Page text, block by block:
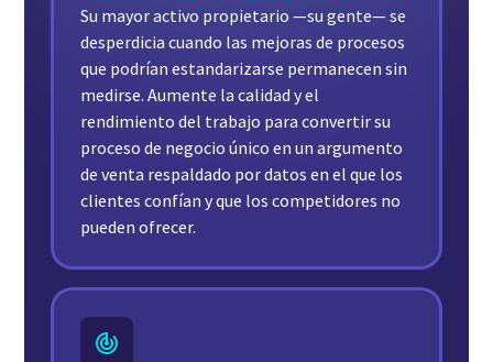
Su mayor activo propietario —su gente— se
desperdicia cuando las mejoras de procesos
que podrían estandarizarse permanecen sin
medirse. Aumente la calidad y el
rendimiento del trabajo para convertir su
proceso de negocio único en un argumento
de venta respaldado por datos en el que los
clientes confían y que los competidores no
pueden ofrecer.